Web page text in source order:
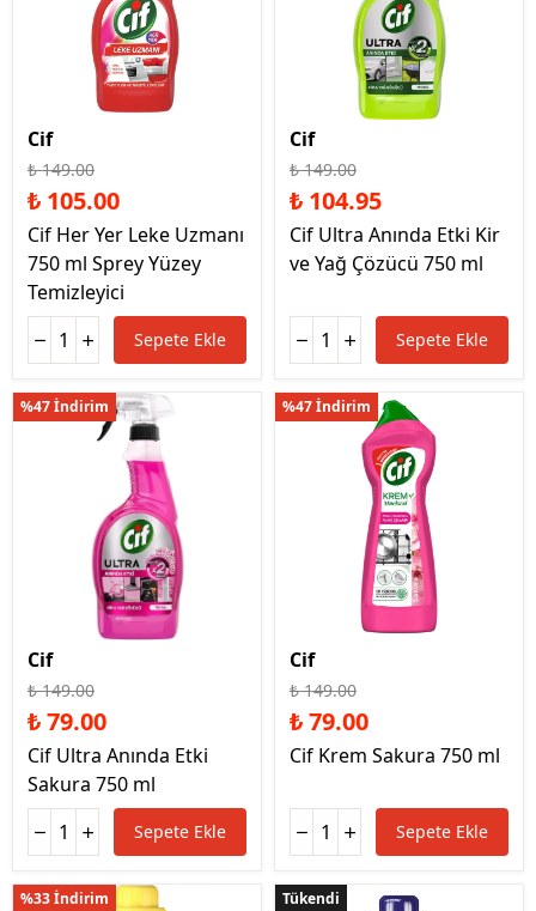
Cif
₺ 149.00
₺ 105.00
Cif Her Yer Leke Uzmanı
750 ml Sprey Yüzey
Temizleyici
Sepete Ekle
Cif
₺ 149.00
₺ 104.95
Cif Ultra Anında Etki Kir
ve Yağ Çözücü 750 ml
Sepete Ekle
%47 İndirim
Cif
₺ 149.00
₺ 79.00
Cif Ultra Anında Etki
Sakura 750 ml
Sepete Ekle
%47 İndirim
Cif
₺ 149.00
₺ 79.00
Cif Krem Sakura 750 ml
Sepete Ekle
%33 İndirim Tükendi
Tükendi